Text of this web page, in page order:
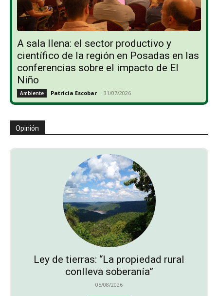
A sala llena: el sector productivo y
científico de la región en Posadas en las
conferencias sobre el impacto de El
Niño
Ambiente Patricia Escobar - 31/07/2026
Opinión
Ley de tierras: “La propiedad rural
conlleva soberanía”
05/08/2026